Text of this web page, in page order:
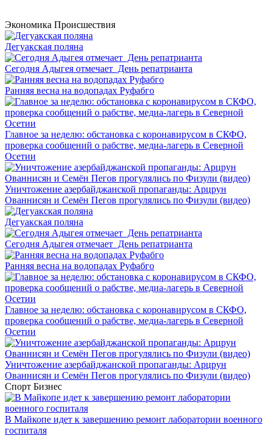
Экономика Происшествия
Дегуакская поляна
Сегодня Адыгея отмечает День репатрианта
Ранняя весна на водопадах Руфабго
Главное за неделю: обстановка с коронавирусом в СКФО,
проверка сообщений о рабстве, медиа-лагерь в Северной
Осетии
Уничтожение азербайджанской пропаганды: Арцрун
Ованнисян и Семён Пегов прогулялись по Физули (видео)
Дегуакская поляна
Сегодня Адыгея отмечает День репатрианта
Ранняя весна на водопадах Руфабго
Главное за неделю: обстановка с коронавирусом в СКФО,
проверка сообщений о рабстве, медиа-лагерь в Северной
Осетии
Уничтожение азербайджанской пропаганды: Арцрун
Ованнисян и Семён Пегов прогулялись по Физули (видео)
Спорт Бизнес
В Майкопе идет к завершению ремонт лаборатории военного
госпиталя